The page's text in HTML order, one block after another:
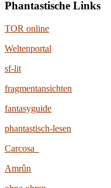
Phantastische Links
TOR online
Weltenportal
sf-lit
fragmentansichten
fantasyguide
phantastisch-lesen
Carcosa
Amrûn